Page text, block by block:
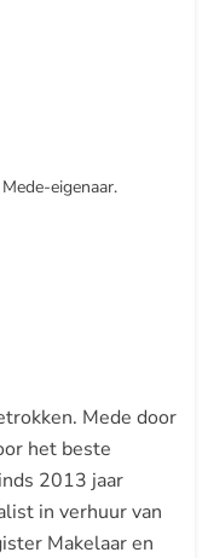
eigenaar.
Mede door
het beste
2013 jaar
in verhuur van
Makelaar en